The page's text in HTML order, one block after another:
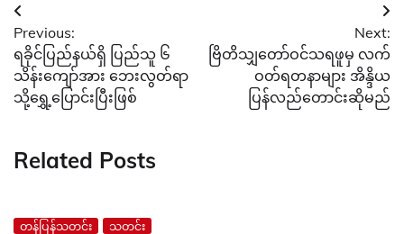
Post
navigation
Previous:
ရခိုင်ပြည်နယ်ရှိ ပြည်သူ ၆
သိန်းကျော်အား ဘေးလွတ်ရာ
သို့ရွှေ့ပြောင်းပြီးဖြစ်
Next:
ဗြိတိသျှတော်ဝင်သရဖူမှ လက်
ဝတ်ရတနာများ အိန္ဒိယ
ပြန်လည်တောင်းဆိုမည်
Related Posts
တန်ပြန်သတင်း သတင်း